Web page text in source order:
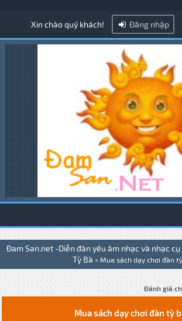
Xin chào quý khách! Đăng nhập
Đam San.net -Diễn đàn yêu âm nhạc và nhạc
Tỳ Bà > Mua sách dạy chơi đàn
Đánh giá
Mua sách dạy chơi đàn tỳ